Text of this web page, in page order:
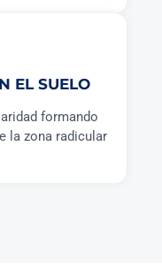
EL SUELO
formando
la zona radicular